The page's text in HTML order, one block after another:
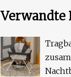
Verwandte